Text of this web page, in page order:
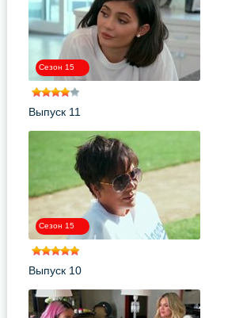
Сезон 15
Выпуск 11
Сезон 15
Выпуск 10